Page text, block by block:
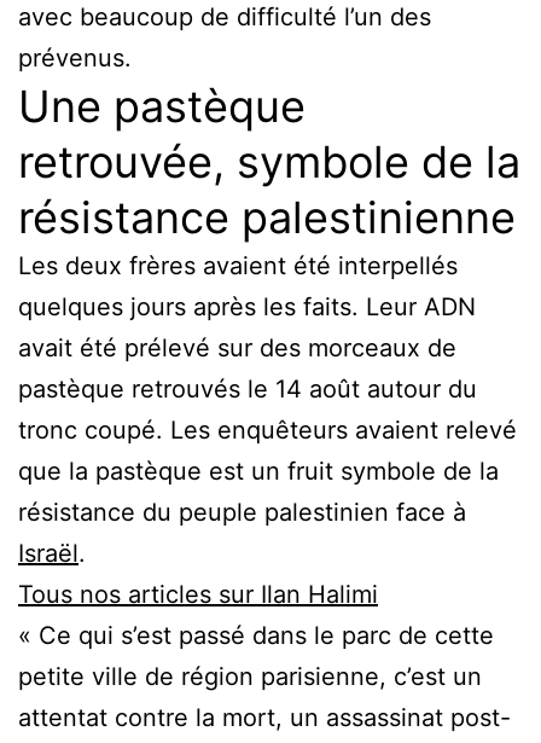
avec beaucoup de difficulté l’un des
prévenus.
Une pastèque
retrouvée, symbole de la
résistance palestinienne
Les deux frères avaient été interpellés
quelques jours après les faits. Leur ADN
avait été prélevé sur des morceaux de
pastèque retrouvés le 14 août autour du
tronc coupé. Les enquêteurs avaient relevé
que la pastèque est un fruit symbole de la
résistance du peuple palestinien face à
Israël.
Tous nos articles sur Ilan Halimi
« Ce qui s’est passé dans le parc de cette
petite ville de région parisienne, c’est un
attentat contre la mort, un assassinat post-